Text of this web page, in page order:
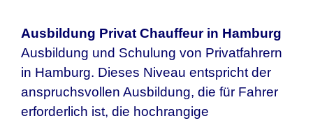
Ausbildung Privat Chauffeur in Hamburg
Ausbildung und Schulung von Privatfahrern
in Hamburg. Dieses Niveau entspricht der
anspruchsvollen Ausbildung, die für Fahrer
erforderlich ist, die hochrangige